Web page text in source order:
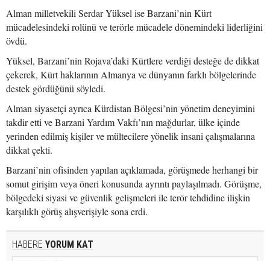
Alman milletvekili Serdar Yüksel ise Barzani’nin Kürt
mücadelesindeki rolünü ve terörle mücadele dönemindeki liderliğini
övdü.
Yüksel, Barzani’nin Rojava’daki Kürtlere verdiği desteğe de dikkat
çekerek, Kürt haklarının Almanya ve dünyanın farklı bölgelerinde
destek gördüğünü söyledi.
Alman siyasetçi ayrıca Kürdistan Bölgesi’nin yönetim deneyimini
takdir etti ve Barzani Yardım Vakfı’nın mağdurlar, ülke içinde
yerinden edilmiş kişiler ve mültecilere yönelik insani çalışmalarına
dikkat çekti.
Barzani’nin ofisinden yapılan açıklamada, görüşmede herhangi bir
somut girişim veya öneri konusunda ayrıntı paylaşılmadı. Görüşme,
bölgedeki siyasi ve güvenlik gelişmeleri ile terör tehdidine ilişkin
karşılıklı görüş alışverişiyle sona erdi.
HABERE YORUM KAT